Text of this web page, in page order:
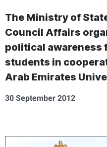
The Ministry of
Council Affairs
political awareness
students in
Arab Emirates
30 September 2012